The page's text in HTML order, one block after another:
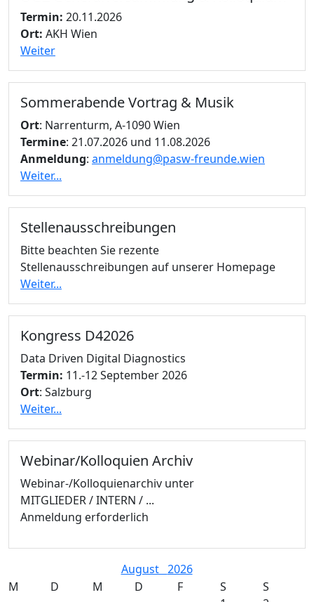
Termin: 20.11.2026
Ort: AKH Wien
Weiter
Sommerabende Vortrag & Musik
Ort: Narrenturm, A-1090 Wien
Termine: 21.07.2026 und 11.08.2026
Anmeldung: anmeldung@pasw-freunde.wien
Weiter...
Stellenausschreibungen
Bitte beachten Sie rezente
Stellenausschreibungen auf unserer Homepage
Weiter...
Kongress D42026
Data Driven Digital Diagnostics
Termin: 11.-12 September 2026
Ort: Salzburg
Weiter...
Webinar/Kolloquien Archiv
Webinar-/Kolloquienarchiv unter
MITGLIEDER / INTERN / ...
Anmeldung erforderlich
August 2026
M
D M D F S
S